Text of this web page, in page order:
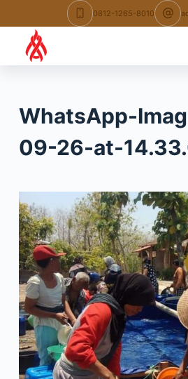
to
content
0812-1265-8010
WhatsApp-
09-26-at-